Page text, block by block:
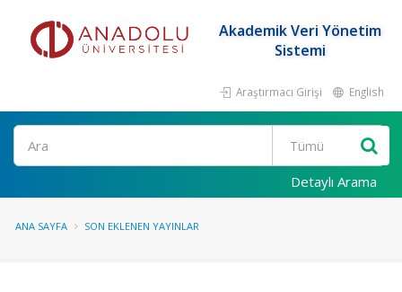
Akademik Veri Yönetim
Sistemi
Araştırmacı Girişi English
Ara
Detaylı Arama
ANA SAYFA SON EKLENEN YAYINLAR